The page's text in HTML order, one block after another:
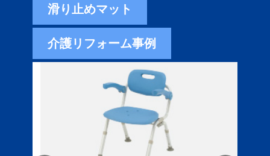
滑り止めマット
介護リフォーム事例